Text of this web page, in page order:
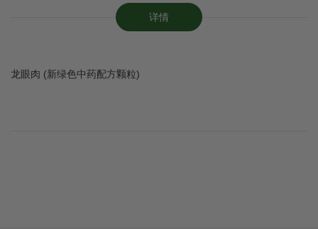
详情
龙眼肉 (新绿色中药配方颗粒)